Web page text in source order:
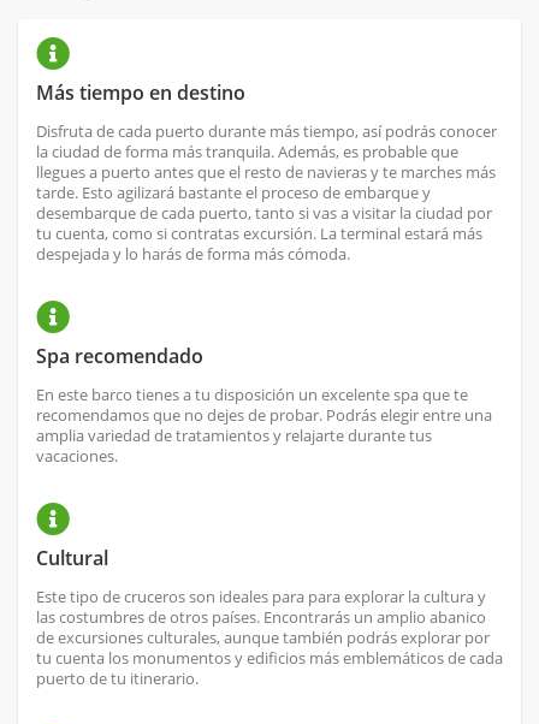
Más tiempo en destino
Disfruta de cada puerto durante más tiempo, así podrás conocer
la ciudad de forma más tranquila. Además, es probable que
llegues a puerto antes que el resto de navieras y te marches más
tarde. Esto agilizará bastante el proceso de embarque y
desembarque de cada puerto, tanto si vas a visitar la ciudad por
tu cuenta, como si contratas excursión. La terminal estará más
despejada y lo harás de forma más cómoda.
Spa recomendado
En este barco tienes a tu disposición un excelente spa que te
recomendamos que no dejes de probar. Podrás elegir entre una
amplia variedad de tratamientos y relajarte durante tus
vacaciones.
Cultural
Este tipo de cruceros son ideales para para explorar la cultura y
las costumbres de otros países. Encontrarás un amplio abanico
de excursiones culturales, aunque también podrás explorar por
tu cuenta los monumentos y edificios más emblemáticos de cada
puerto de tu itinerario.